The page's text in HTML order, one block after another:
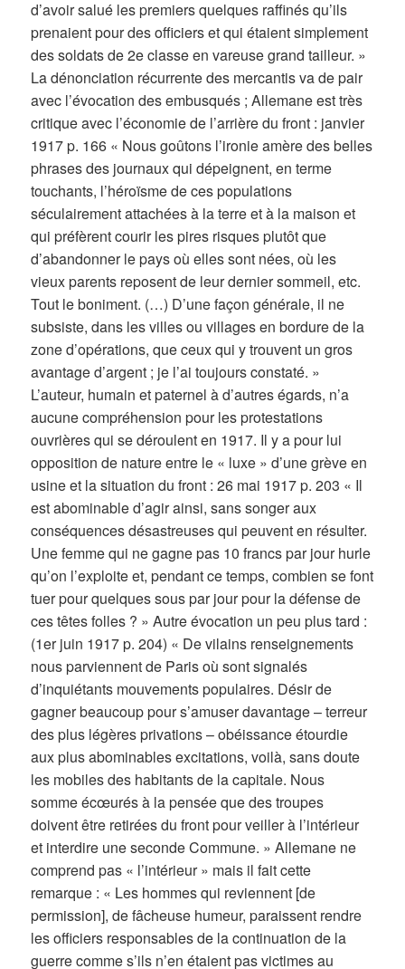
d’avoir salué les premiers quelques raffinés qu’ils
prenaient pour des officiers et qui étaient simplement
des soldats de 2e classe en vareuse grand tailleur. »
La dénonciation récurrente des mercantis va de pair
avec l’évocation des embusqués ; Allemane est très
critique avec l’économie de l’arrière du front : janvier
1917 p. 166 « Nous goûtons l’ironie amère des belles
phrases des journaux qui dépeignent, en terme
touchants, l’héroïsme de ces populations
séculairement attachées à la terre et à la maison et
qui préfèrent courir les pires risques plutôt que
d’abandonner le pays où elles sont nées, où les
vieux parents reposent de leur dernier sommeil, etc.
Tout le boniment. (…) D’une façon générale, il ne
subsiste, dans les villes ou villages en bordure de la
zone d’opérations, que ceux qui y trouvent un gros
avantage d’argent ; je l’ai toujours constaté. »
L’auteur, humain et paternel à d’autres égards, n’a
aucune compréhension pour les protestations
ouvrières qui se déroulent en 1917. Il y a pour lui
opposition de nature entre le « luxe » d’une grève en
usine et la situation du front : 26 mai 1917 p. 203 « Il
est abominable d’agir ainsi, sans songer aux
conséquences désastreuses qui peuvent en résulter.
Une femme qui ne gagne pas 10 francs par jour hurle
qu’on l’exploite et, pendant ce temps, combien se font
tuer pour quelques sous par jour pour la défense de
ces têtes folles ? » Autre évocation un peu plus tard :
(1er juin 1917 p. 204) « De vilains renseignements
nous parviennent de Paris où sont signalés
d’inquiétants mouvements populaires. Désir de
gagner beaucoup pour s’amuser davantage – terreur
des plus légères privations – obéissance étourdie
aux plus abominables excitations, voilà, sans doute
les mobiles des habitants de la capitale. Nous
somme écœurés à la pensée que des troupes
doivent être retirées du front pour veiller à l’intérieur
et interdire une seconde Commune. » Allemane ne
comprend pas « l’intérieur » mais il fait cette
remarque : « Les hommes qui reviennent [de
permission], de fâcheuse humeur, paraissent rendre
les officiers responsables de la continuation de la
guerre comme s’ils n’en étaient pas victimes au